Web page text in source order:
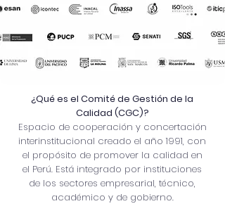
¿Qué es el Comité de Gestión de la
Calidad (CGC)?
Espacio de cooperación y concertación
interinstitucional creado el año 1991, con
el propósito de promover la calidad en
el Perú. Está integrado por instituciones
de los sectores empresarial, técnico,
académico y de gobierno.